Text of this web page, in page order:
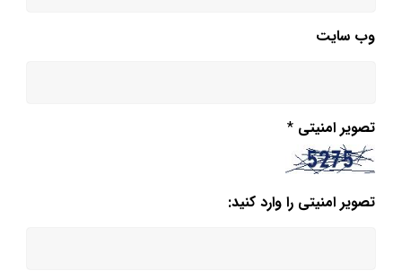
وب‌ سایت
تصویر امنیتی *
تصویر امنیتی را وارد کنید: